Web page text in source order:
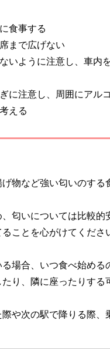
食事する
まで広げない
いように注意し、車内
に注意し、周囲にアル
える
物など強い匂いのす
匂いについては比較
ことを心がけてくださ
場合、いつ食べ始め
り、隣に座ったりす
や次の駅で降りる際、